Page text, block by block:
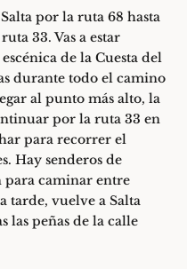
por la ruta 68 hasta
33. Vas a estar
de la Cuesta del
durante todo el camino
al punto más alto, la
por la ruta 33 en
para recorrer el
Hay senderos de
caminar entre
tarde, vuelve a Salta
las peñas de la calle